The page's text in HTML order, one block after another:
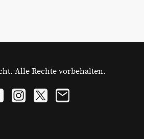
Alle Rechte vorbehalten.